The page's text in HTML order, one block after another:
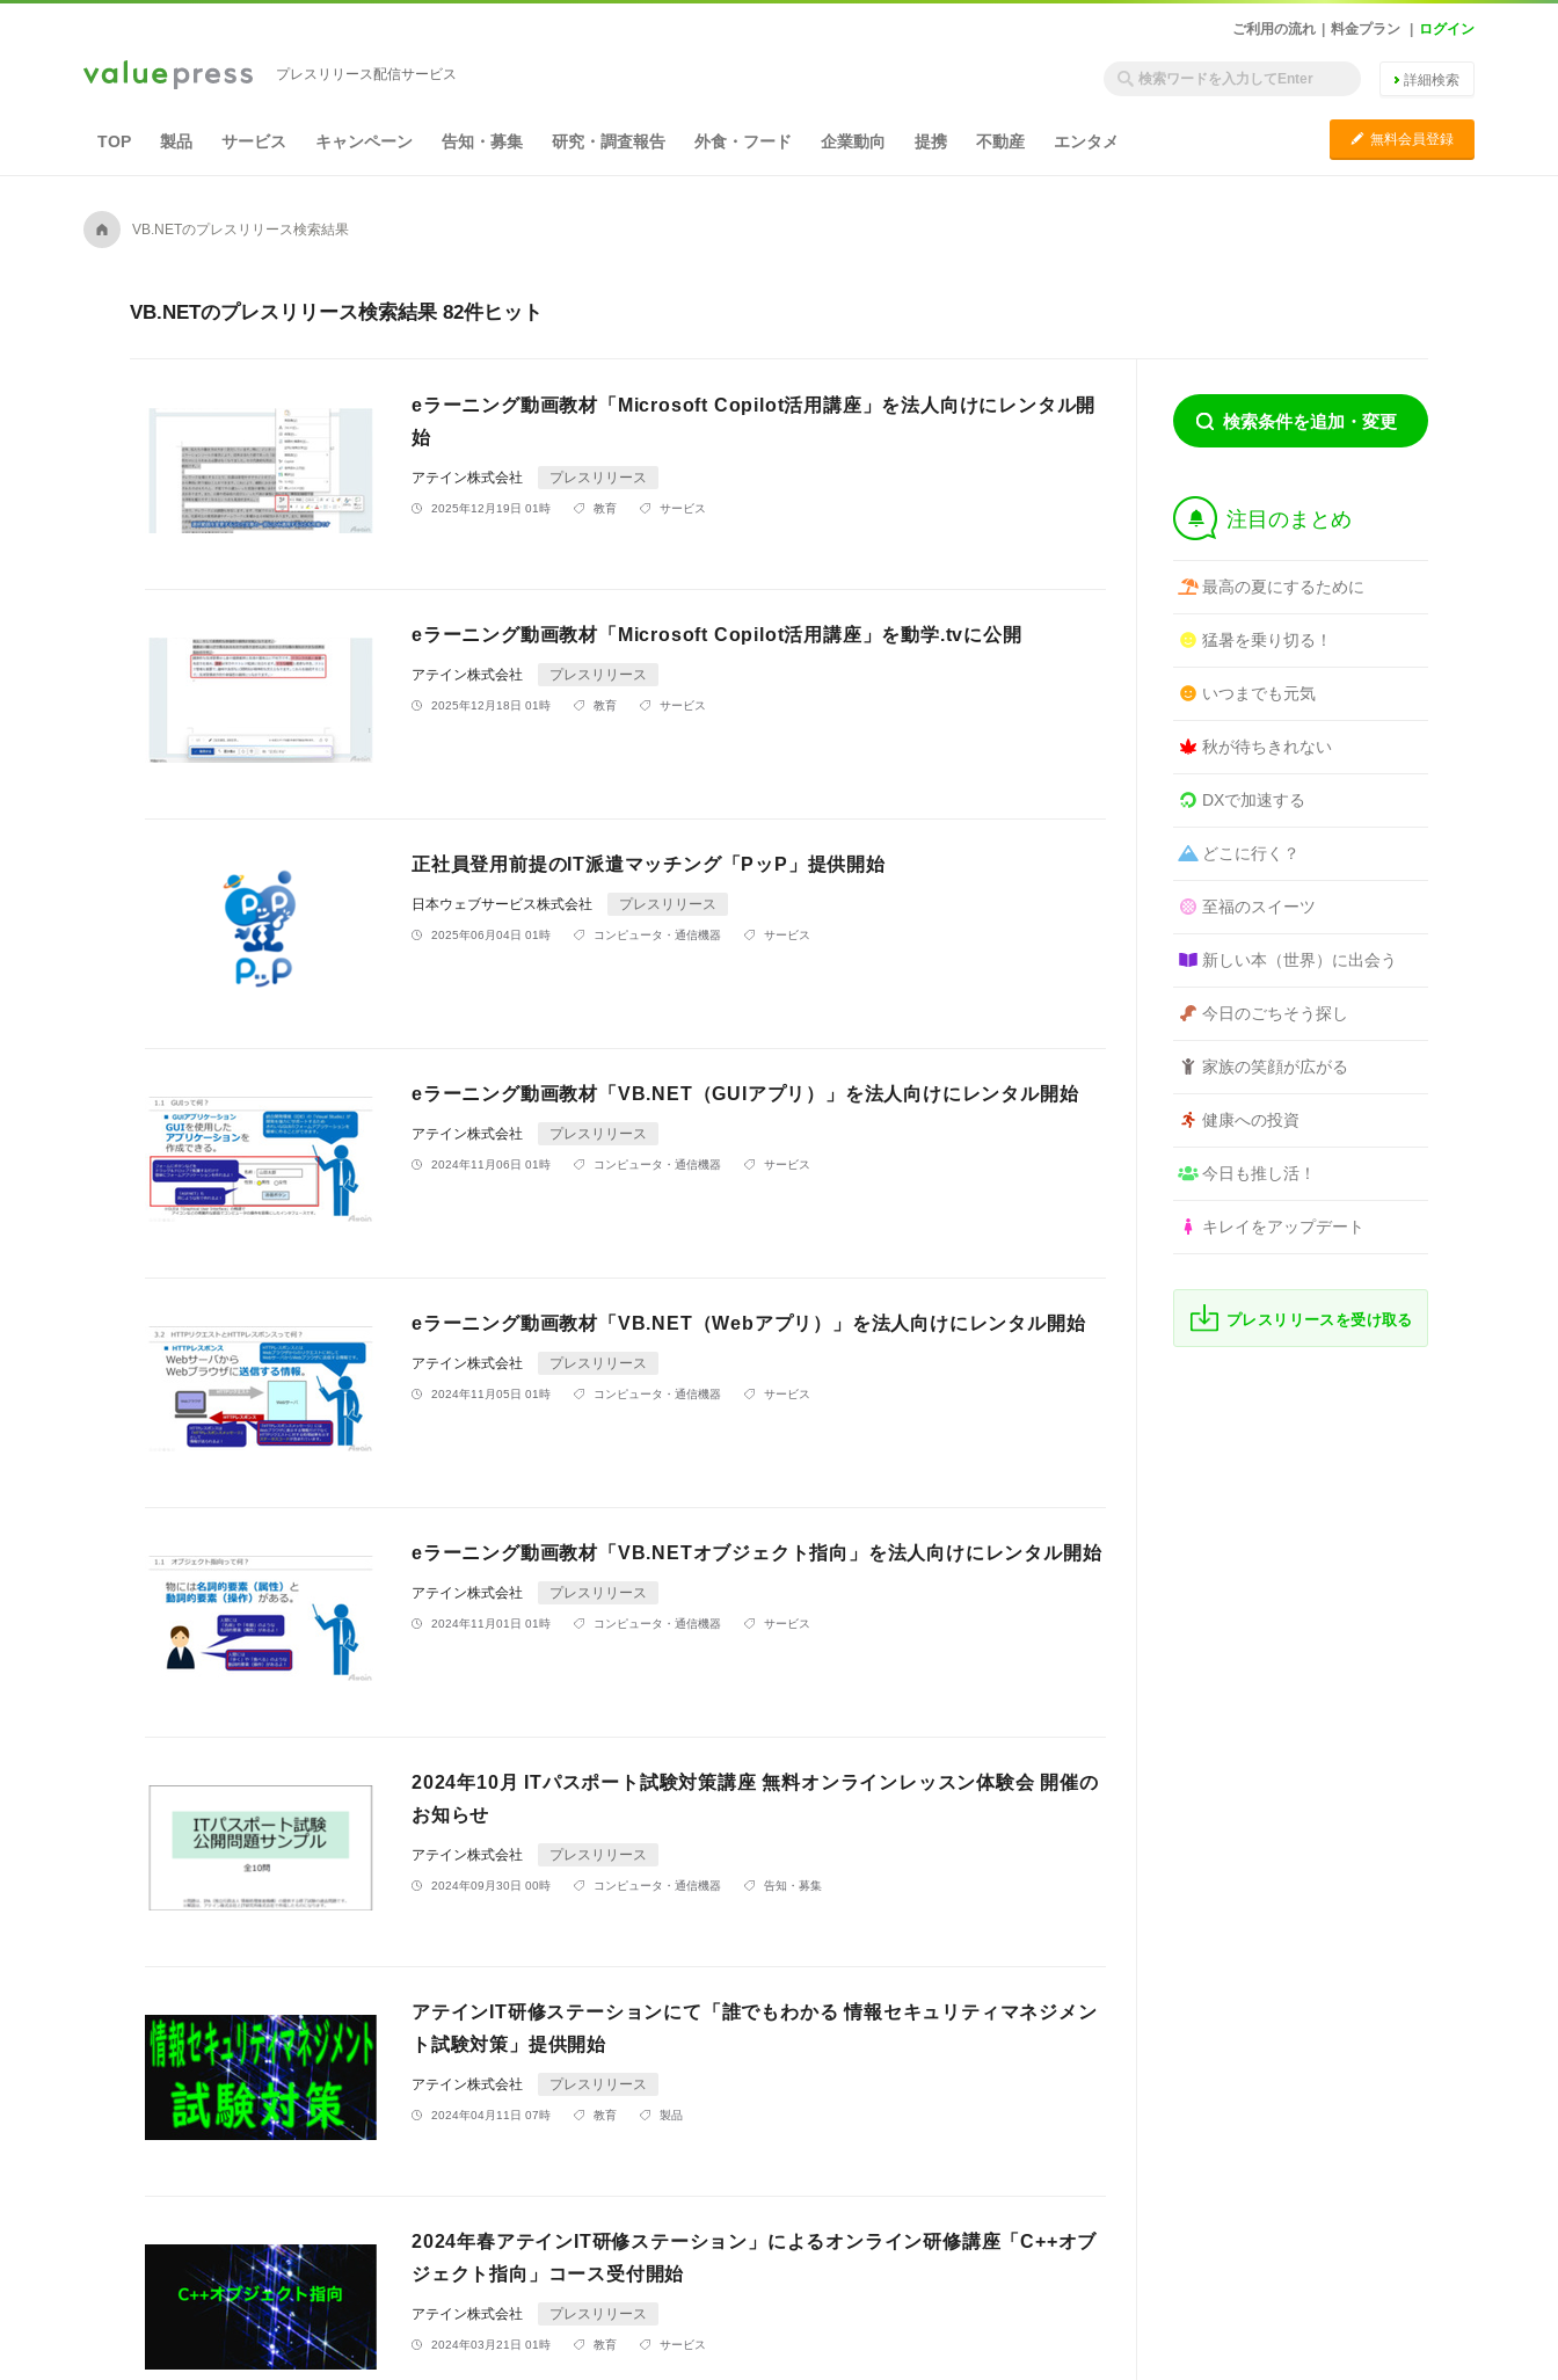
ご利用の流れ 料金プラン ログイン
プレスリリース配信サービス 詳細検索
TOP 製品 サービス キャンペーン 告知・募集 研究・調査報告 外食・フード 企業動向 提携 不動産 エンタメ C 無料会員登録
A VB.NETのプレスリリース検索結果
VB.NETのプレスリリース検索結果 82件ヒット
eラーニング動画教材「Microsoft Copilot活用講座」を法人向けにレンタル開
始
アテイン株式会社 プレスリリース
2025年12月19日 01時 教育 サービス
eラーニング動画教材「Microsoft Copilot活用講座」を動学.tvに公開
アテイン株式会社 プレスリリース
2025年12月18日 01時 教育 サービス
正社員登用前提のIT派遣マッチング「PッP」提供開始
日本ウェブサービス株式会社 プレスリリース
2025年06月04日 01時 コンピュータ・通信機器 サービス
eラーニング動画教材「VB.NET（GUIアプリ）」を法人向けにレンタル開始
アテイン株式会社 プレスリリース
2024年11月06日 01時 コンピュータ・通信機器 サービス
eラーニング動画教材「VB.NET（Webアプリ）」を法人向けにレンタル開始
アテイン株式会社 プレスリリース
2024年11月05日 01時 コンピュータ・通信機器 サービス
eラーニング動画教材「VB.NETオブジェクト指向」を法人向けにレンタル開始
アテイン株式会社 プレスリリース
2024年11月01日 01時 コンピュータ・通信機器 サービス
2024年10月 ITパスポート試験対策講座 無料オンラインレッスン体験会 開催の
お知らせ
アテイン株式会社 プレスリリース
2024年09月30日 00時 コンピュータ・通信機器 告知・募集
アテインIT研修ステーションにて「誰でもわかる 情報セキュリティマネジメン
ト試験対策」提供開始
アテイン株式会社 プレスリリース
2024年04月11日 07時 教育 製品
2024年春アテインIT研修ステーション」によるオンライン研修講座「C++オブ
ジェクト指向」コース受付開始
アテイン株式会社 プレスリリース
2024年03月21日 01時 教育 サービス
検索条件を追加・変更
† 注目のまとめ
最高の夏にするために
猛暑を乗り切る！
いつまでも元気
秋が待ちきれない
DXで加速する
どこに行く？
至福のスイーツ
新しい本（世界）に出会う
今日のごちそう探し
家族の笑顔が広がる
健康への投資
今日も推し活！
キレイをアップデート
プレスリリースを受け取る